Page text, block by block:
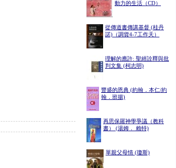
動力的生活（CD）
從傳道書傳講基督 (桂丹
諾)（調貨4-7工作天）
理解的應許: 聖經詮釋與批
判文集 (柯志明)
豐盛的恩典 (約翰．本仁/約
翰．班揚)
再思保羅神學爭議（教科
書） (湯姆． 賴特)
單親父母情 (瓊斯)